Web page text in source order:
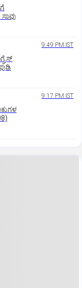
9:49 PM IST
9:17 PM IST